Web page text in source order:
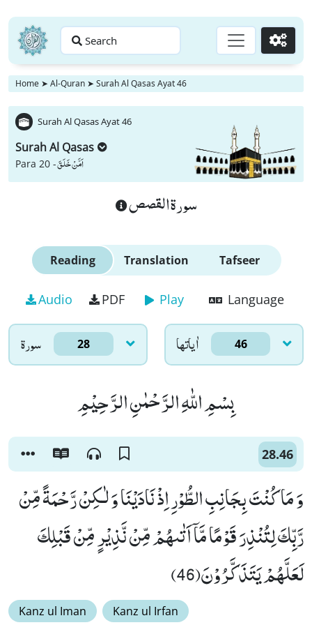
Search Go
Home ➤ Al-Quran ➤ Surah Al Qasas Ayat 46
Surah Al Qasas Ayat 46
Surah Al Qasas
Para 20 -اَمَّنْ خَلَقَ
سورة القصص
Reading Translation Tafseer
Audio PDF Play Language
سورۃ 28 اٰياتها 46
بِسْمِ اللّٰهِ الرَّحْمٰنِ الرَّحِیْمِ
28.46
وَ مَا كُنْتَ بِجَانِبِ الطُّوْرِ اِذْ نَادَیْنَا وَ لٰـكِنْ رَّحْمَةً مِّنْ
رَّبِّكَ لِتُنْذِرَ قَوْمًا مَّاۤ اَتٰىهُمْ مِّنْ نَّذِیْرٍ مِّنْ قَبْلِكَ
لَعَلَّهُمْ یَتَذَكَّرُوْنَ(46)
Kanz ul Iman Kanz ul Irfan